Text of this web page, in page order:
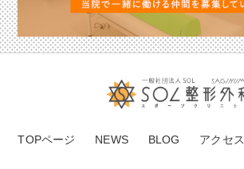
TOPページ NEWS BLOG アクセス